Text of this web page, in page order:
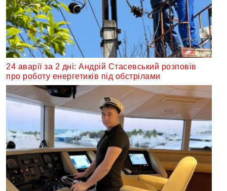
24 аварії за 2 дні: Андрій Стасевський розповів
про роботу енергетиків під обстрілами